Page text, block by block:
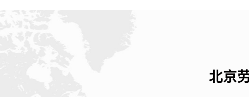
山西省大同市平城区迎宾街劳力士售后服务
山西省临汾市尧都区解放路劳力士售后服务
北京